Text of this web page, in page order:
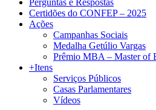
Certidões do CONFEP – 2025
Ações
Campanhas Sociais
Medalha Getúlio Vargas
Prêmio MBA – Master of
+Itens
Serviços Públicos
Casas Parlamentares
Vídeos